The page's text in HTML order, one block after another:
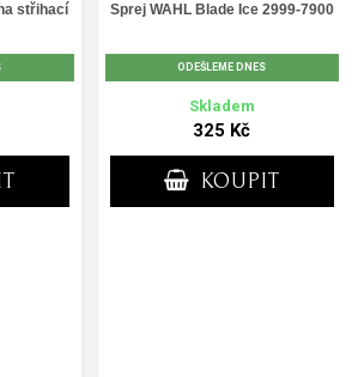
střihací
Sprej WAHL Blade Ice 2999-7900
ODEŠLEME DNES
Skladem
325 Kč
KOUPIT